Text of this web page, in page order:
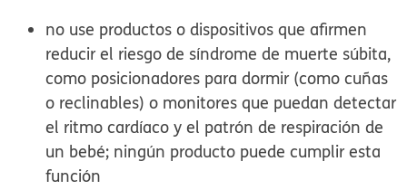
no use productos o dispositivos que afirmen
reducir el riesgo de síndrome de muerte súbita,
como posicionadores para dormir (como cuñas
o reclinables) o monitores que puedan detectar
el ritmo cardíaco y el patrón de respiración de
un bebé; ningún producto puede cumplir esta
función